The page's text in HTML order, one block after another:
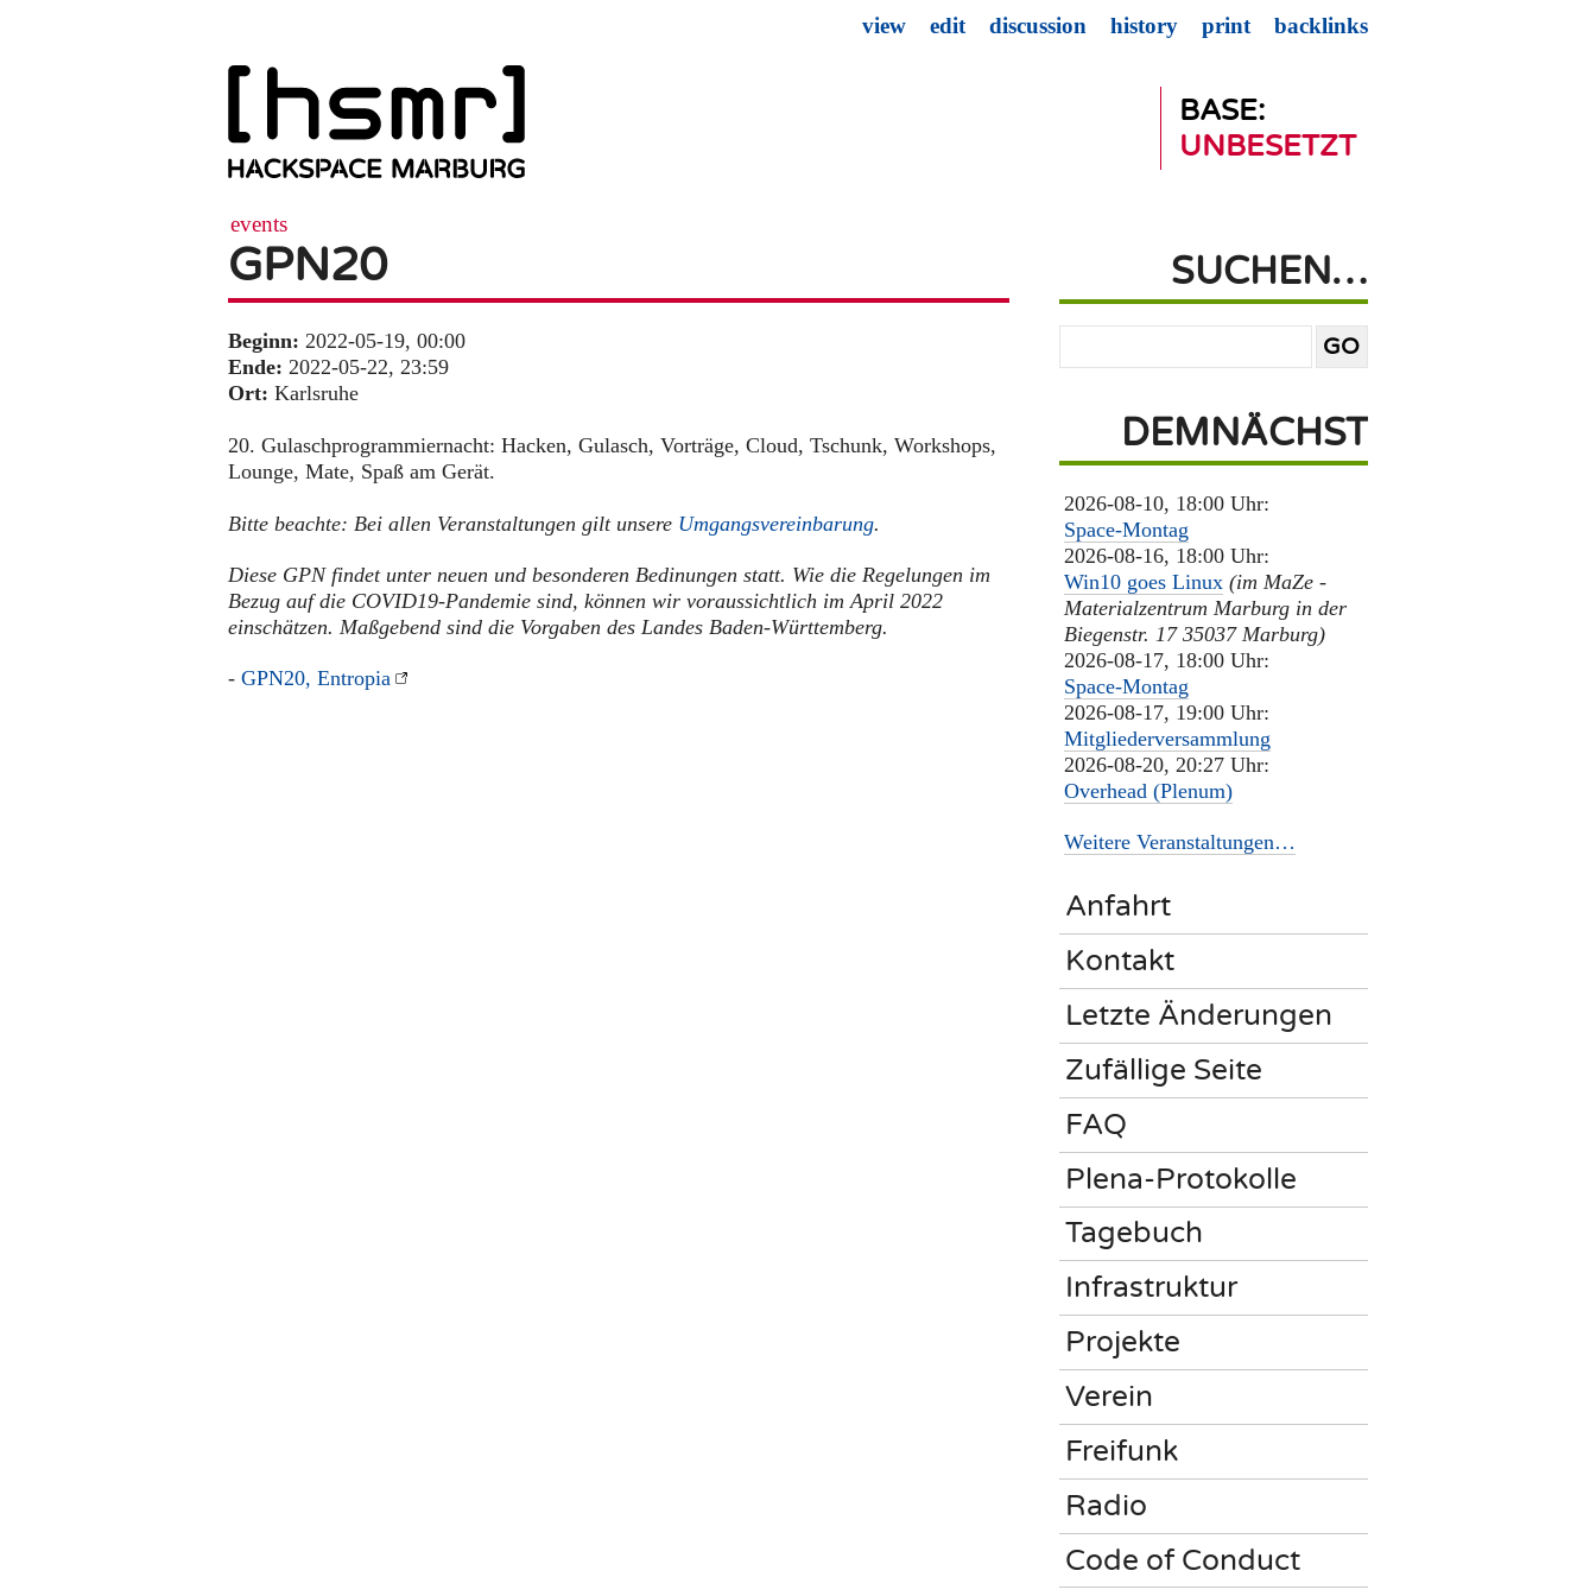
BASE:
UNBESETZT
view edit discussion history print backlinks
events
GPN20
Beginn: 2022-05-19, 00:00
Ende: 2022-05-22, 23:59
Ort: Karlsruhe
20. Gulaschprogrammiernacht: Hacken, Gulasch, Vorträge, Cloud, Tschunk, Workshops,
Lounge, Mate, Spaß am Gerät.
Bitte beachte: Bei allen Veranstaltungen gilt unsere Umgangsvereinbarung.
Diese GPN findet unter neuen und besonderen Bedinungen statt. Wie die Regelungen im
Bezug auf die COVID19-Pandemie sind, können wir voraussichtlich im April 2022
einschätzen. Maßgebend sind die Vorgaben des Landes Baden-Württemberg.
- GPN20, Entropia
SUCHEN…
DEMNÄCHST
2026-08-10, 18:00 Uhr:
Space-Montag
2026-08-16, 18:00 Uhr:
Win10 goes Linux (im MaZe -
Materialzentrum Marburg in der
Biegenstr. 17 35037 Marburg)
2026-08-17, 18:00 Uhr:
Space-Montag
2026-08-17, 19:00 Uhr:
Mitgliederversammlung
2026-08-20, 20:27 Uhr:
Overhead (Plenum)
Weitere Veranstaltungen…
Anfahrt
Kontakt
Letzte Änderungen
Zufällige Seite
FAQ
Plena-Protokolle
Tagebuch
Infrastruktur
Projekte
Verein
Freifunk
Radio
Code of Conduct